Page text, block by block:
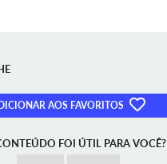
AOS FAVORITOS
FOI ÚTIL PARA VOCÊ?